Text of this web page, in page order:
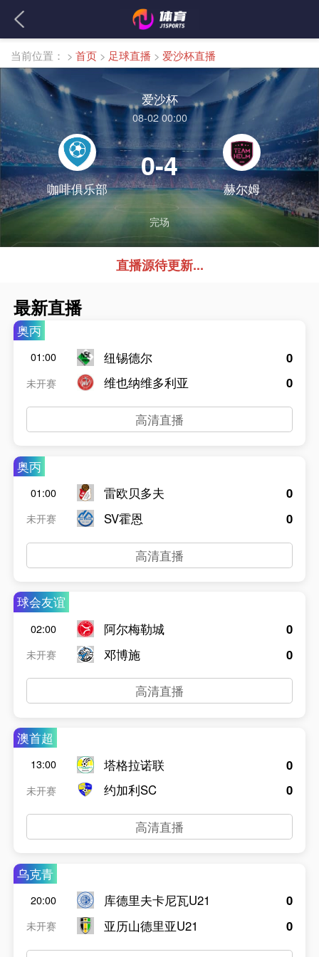
当前位置： > 首页 > 足球直播 > 爱沙杯直播
爱沙杯
08-02 00:00
咖啡俱乐部
0-4
赫尔姆
完场
直播源待更新...
最新直播
奥丙
01:00
未开赛
纽锡德尔
维也纳维多利亚
0
0
高清直播
奥丙
01:00
未开赛
雷欧贝多夫
SV霍恩
0
0
高清直播
球会友谊
02:00
未开赛
阿尔梅勒城
邓博施
0
0
高清直播
澳首超
13:00
未开赛
塔格拉诺联
约加利SC
0
0
高清直播
乌克青
20:00
未开赛
库德里夫卡尼瓦U21
亚历山德里亚U21
0
0